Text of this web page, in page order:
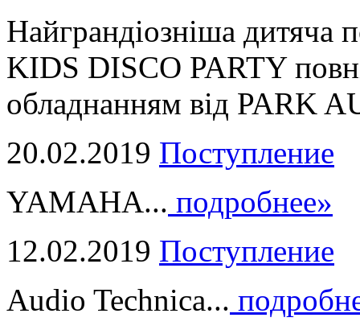
Найграндіозніша дитяча
KIDS DISCO PARTY
обладнанням від PARK
20.02.2019 Поступление
YAMAHA... подробнее»
12.02.2019 Поступление
Audio Technica...